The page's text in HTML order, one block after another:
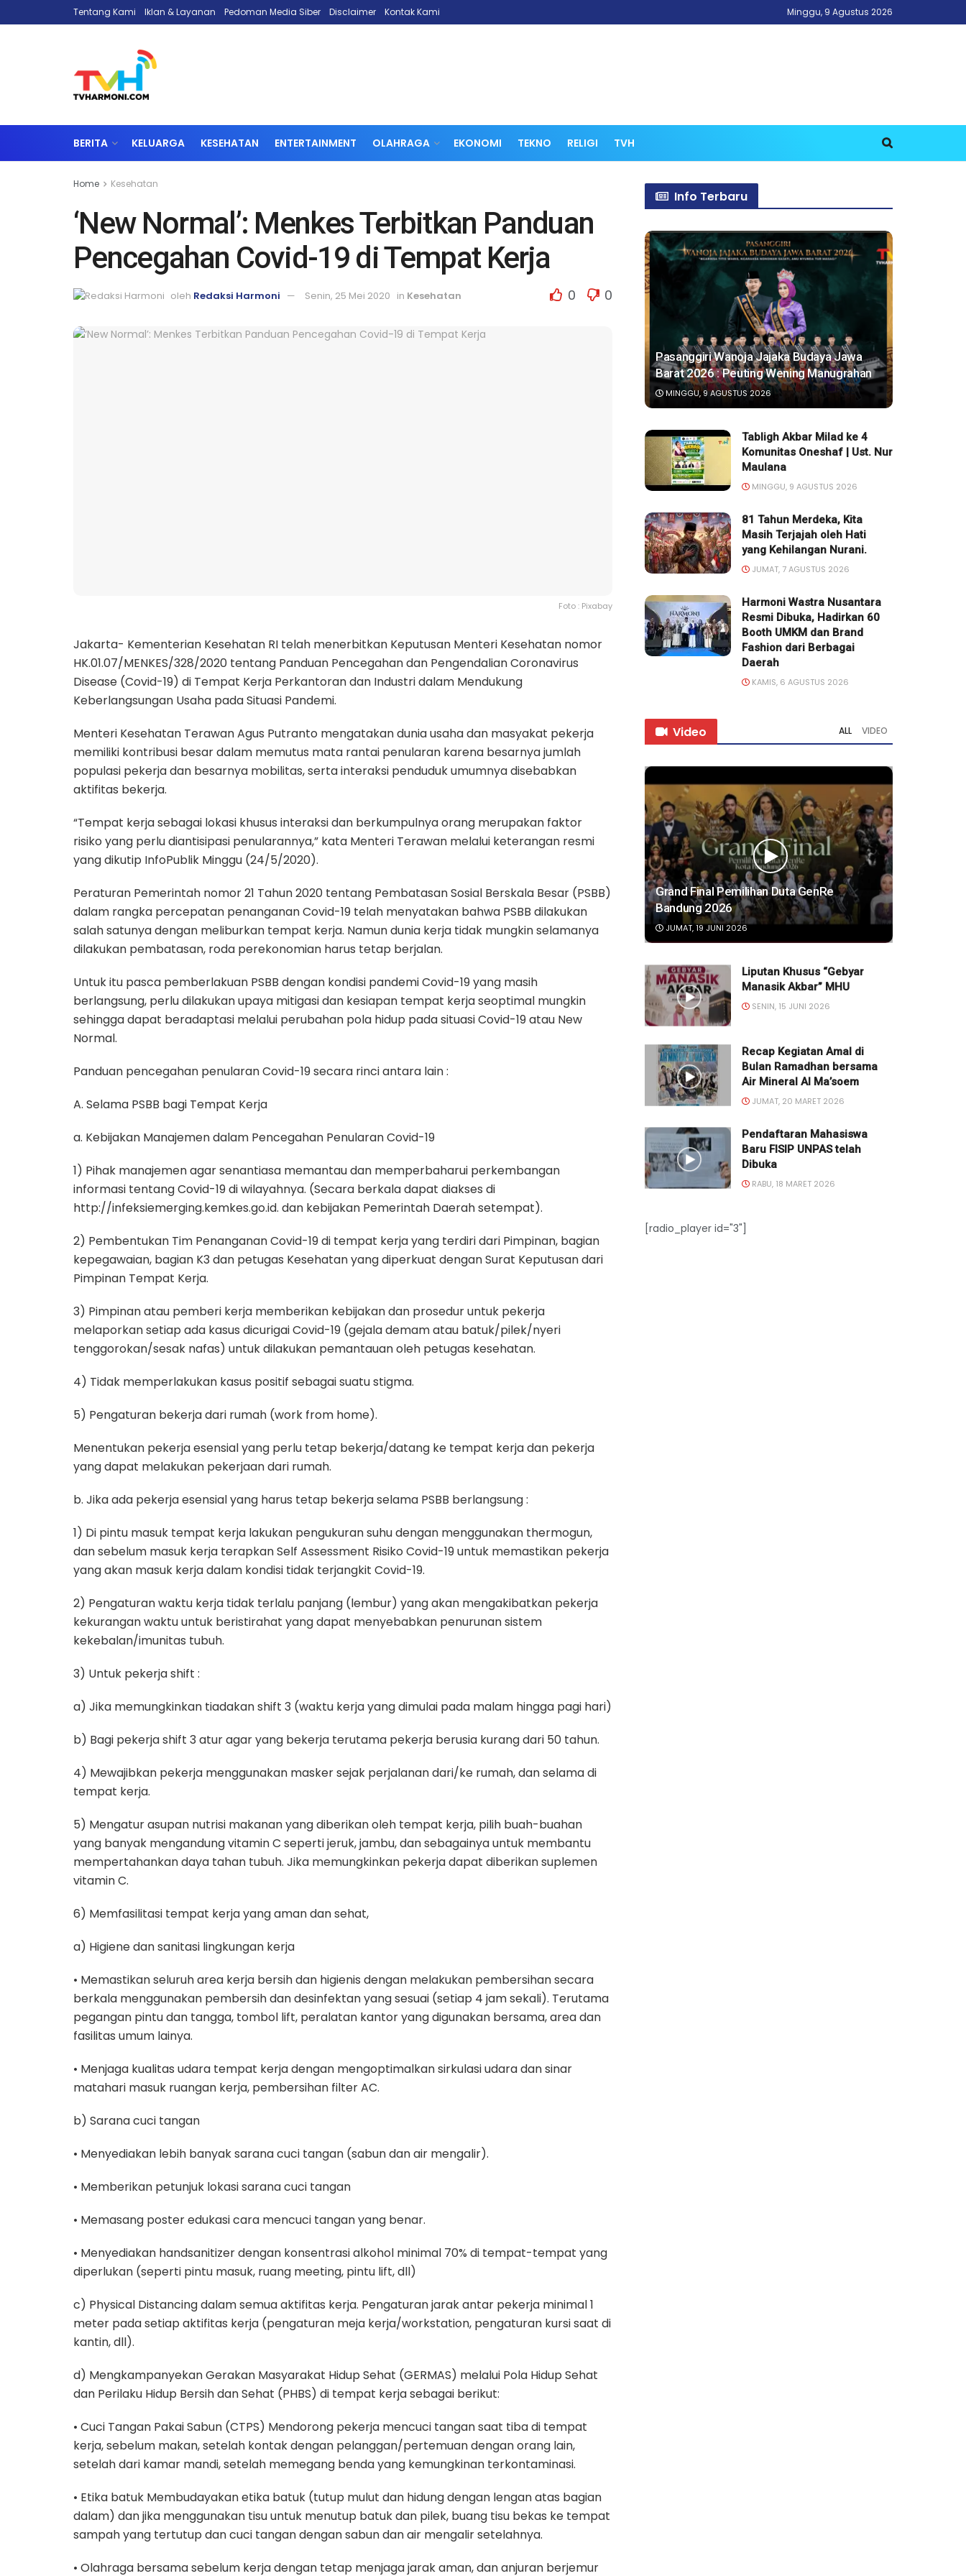
Tentang Kami Iklan & Layanan Pedoman Media Siber Disclaimer Kontak Kami Minggu, 9 Agustus 2026
BERITA KELUARGA KESEHATAN ENTERTAINMENT OLAHRAGA EKONOMI TEKNO RELIGI TVH
Home Kesehatan
‘New Normal’: Menkes Terbitkan Panduan
Pencegahan Covid-19 di Tempat Kerja
oleh Redaksi Harmoni Senin, 25 Mei 2020 in Kesehatan 0 0
Foto : Pixabay
Jakarta- Kementerian Kesehatan RI telah menerbitkan Keputusan Menteri Kesehatan nomor
HK.01.07/MENKES/328/2020 tentang Panduan Pencegahan dan Pengendalian Coronavirus
Disease (Covid-19) di Tempat Kerja Perkantoran dan Industri dalam Mendukung
Keberlangsungan Usaha pada Situasi Pandemi.
Menteri Kesehatan Terawan Agus Putranto mengatakan dunia usaha dan masyakat pekerja
memiliki kontribusi besar dalam memutus mata rantai penularan karena besarnya jumlah
populasi pekerja dan besarnya mobilitas, serta interaksi penduduk umumnya disebabkan
aktifitas bekerja.
“Tempat kerja sebagai lokasi khusus interaksi dan berkumpulnya orang merupakan faktor
risiko yang perlu diantisipasi penularannya,” kata Menteri Terawan melalui keterangan resmi
yang dikutip InfoPublik Minggu (24/5/2020).
Peraturan Pemerintah nomor 21 Tahun 2020 tentang Pembatasan Sosial Berskala Besar (PSBB)
dalam rangka percepatan penanganan Covid-19 telah menyatakan bahwa PSBB dilakukan
salah satunya dengan meliburkan tempat kerja. Namun dunia kerja tidak mungkin selamanya
dilakukan pembatasan, roda perekonomian harus tetap berjalan.
Untuk itu pasca pemberlakuan PSBB dengan kondisi pandemi Covid-19 yang masih
berlangsung, perlu dilakukan upaya mitigasi dan kesiapan tempat kerja seoptimal mungkin
sehingga dapat beradaptasi melalui perubahan pola hidup pada situasi Covid-19 atau New
Normal.
Panduan pencegahan penularan Covid-19 secara rinci antara lain :
A. Selama PSBB bagi Tempat Kerja
a. Kebijakan Manajemen dalam Pencegahan Penularan Covid-19
1) Pihak manajemen agar senantiasa memantau dan memperbaharui perkembangan
informasi tentang Covid-19 di wilayahnya. (Secara berkala dapat diakses di
http://infeksiemerging.kemkes.go.id. dan kebijakan Pemerintah Daerah setempat).
2) Pembentukan Tim Penanganan Covid-19 di tempat kerja yang terdiri dari Pimpinan, bagian
kepegawaian, bagian K3 dan petugas Kesehatan yang diperkuat dengan Surat Keputusan dari
Pimpinan Tempat Kerja.
3) Pimpinan atau pemberi kerja memberikan kebijakan dan prosedur untuk pekerja
melaporkan setiap ada kasus dicurigai Covid-19 (gejala demam atau batuk/pilek/nyeri
tenggorokan/sesak nafas) untuk dilakukan pemantauan oleh petugas kesehatan.
4) Tidak memperlakukan kasus positif sebagai suatu stigma.
5) Pengaturan bekerja dari rumah (work from home).
Menentukan pekerja esensial yang perlu tetap bekerja/datang ke tempat kerja dan pekerja
yang dapat melakukan pekerjaan dari rumah.
b. Jika ada pekerja esensial yang harus tetap bekerja selama PSBB berlangsung :
1) Di pintu masuk tempat kerja lakukan pengukuran suhu dengan menggunakan thermogun,
dan sebelum masuk kerja terapkan Self Assessment Risiko Covid-19 untuk memastikan pekerja
yang akan masuk kerja dalam kondisi tidak terjangkit Covid-19.
2) Pengaturan waktu kerja tidak terlalu panjang (lembur) yang akan mengakibatkan pekerja
kekurangan waktu untuk beristirahat yang dapat menyebabkan penurunan sistem
kekebalan/imunitas tubuh.
3) Untuk pekerja shift :
a) Jika memungkinkan tiadakan shift 3 (waktu kerja yang dimulai pada malam hingga pagi hari)
b) Bagi pekerja shift 3 atur agar yang bekerja terutama pekerja berusia kurang dari 50 tahun.
4) Mewajibkan pekerja menggunakan masker sejak perjalanan dari/ke rumah, dan selama di
tempat kerja.
5) Mengatur asupan nutrisi makanan yang diberikan oleh tempat kerja, pilih buah-buahan
yang banyak mengandung vitamin C seperti jeruk, jambu, dan sebagainya untuk membantu
mempertahankan daya tahan tubuh. Jika memungkinkan pekerja dapat diberikan suplemen
vitamin C.
6) Memfasilitasi tempat kerja yang aman dan sehat,
a) Higiene dan sanitasi lingkungan kerja
• Memastikan seluruh area kerja bersih dan higienis dengan melakukan pembersihan secara
berkala menggunakan pembersih dan desinfektan yang sesuai (setiap 4 jam sekali). Terutama
pegangan pintu dan tangga, tombol lift, peralatan kantor yang digunakan bersama, area dan
fasilitas umum lainya.
• Menjaga kualitas udara tempat kerja dengan mengoptimalkan sirkulasi udara dan sinar
matahari masuk ruangan kerja, pembersihan filter AC.
b) Sarana cuci tangan
• Menyediakan lebih banyak sarana cuci tangan (sabun dan air mengalir).
• Memberikan petunjuk lokasi sarana cuci tangan
• Memasang poster edukasi cara mencuci tangan yang benar.
• Menyediakan handsanitizer dengan konsentrasi alkohol minimal 70% di tempat-tempat yang
diperlukan (seperti pintu masuk, ruang meeting, pintu lift, dll)
c) Physical Distancing dalam semua aktifitas kerja. Pengaturan jarak antar pekerja minimal 1
meter pada setiap aktifitas kerja (pengaturan meja kerja/workstation, pengaturan kursi saat di
kantin, dll).
d) Mengkampanyekan Gerakan Masyarakat Hidup Sehat (GERMAS) melalui Pola Hidup Sehat
dan Perilaku Hidup Bersih dan Sehat (PHBS) di tempat kerja sebagai berikut:
• Cuci Tangan Pakai Sabun (CTPS) Mendorong pekerja mencuci tangan saat tiba di tempat
kerja, sebelum makan, setelah kontak dengan pelanggan/pertemuan dengan orang lain,
setelah dari kamar mandi, setelah memegang benda yang kemungkinan terkontaminasi.
• Etika batuk Membudayakan etika batuk (tutup mulut dan hidung dengan lengan atas bagian
dalam) dan jika menggunakan tisu untuk menutup batuk dan pilek, buang tisu bekas ke tempat
sampah yang tertutup dan cuci tangan dengan sabun dan air mengalir setelahnya.
• Olahraga bersama sebelum kerja dengan tetap menjaga jarak aman, dan anjuran berjemur
Info Terbaru
Pasanggiri Wanoja Jajaka Budaya Jawa
Barat 2026 : Peuting Wening Manugrahan
MINGGU, 9 AGUSTUS 2026
Tabligh Akbar Milad ke 4
Komunitas Oneshaf | Ust. Nur
Maulana
MINGGU, 9 AGUSTUS 2026
81 Tahun Merdeka, Kita
Masih Terjajah oleh Hati
yang Kehilangan Nurani.
JUMAT, 7 AGUSTUS 2026
Harmoni Wastra Nusantara
Resmi Dibuka, Hadirkan 60
Booth UMKM dan Brand
Fashion dari Berbagai
Daerah
KAMIS, 6 AGUSTUS 2026
Video ALL VIDEO
Grand Final Pemilihan Duta GenRe
Bandung 2026
JUMAT, 19 JUNI 2026
Liputan Khusus “Gebyar
Manasik Akbar” MHU
SENIN, 15 JUNI 2026
Recap Kegiatan Amal di
Bulan Ramadhan bersama
Air Mineral Al Ma’soem
JUMAT, 20 MARET 2026
Pendaftaran Mahasiswa
Baru FISIP UNPAS telah
Dibuka
RABU, 18 MARET 2026
[radio_player id="3"]